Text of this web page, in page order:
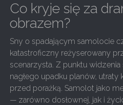
Co kryje się za
obrazem?
Sny o spadającym samolocie
katastroficzny reżyserowany
scenarzysta. Z punktu
nagłego upadku planów,
przed porażką. Samolot jako
— zarówno dosłownej, jak i